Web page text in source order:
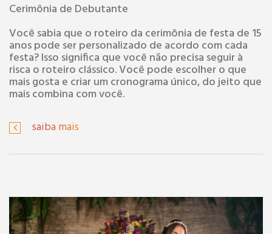
Cerimônia de Debutante
Você sabia que o roteiro da cerimônia de festa de 15
anos pode ser personalizado de acordo com cada
festa? Isso significa que você não precisa seguir à
risca o roteiro clássico. Você pode escolher o que
mais gosta e criar um cronograma único, do jeito que
mais combina com você.
saiba mais